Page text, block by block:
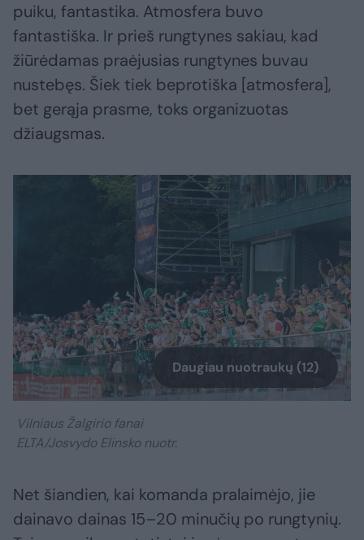
puiku, fantastika. Atmosfera buvo
fantastiška. Ir prieš rungtynes sakiau, kad
žiūrėdamas praėjusias rungtynes buvau
nustebęs. Šiek tiek beprotiška [atmosfera],
bet gerąja prasme, toks organizuotas
džiaugsmas.
Daugiau nuotraukų (12)
Vilniaus Žalgirio fanai
ELTA/Josvydo Elinsko nuotr.
Net šiandien, kai komanda pralaimėjo, jie
dainavo dainas 15–20 minučių po rungtynių.